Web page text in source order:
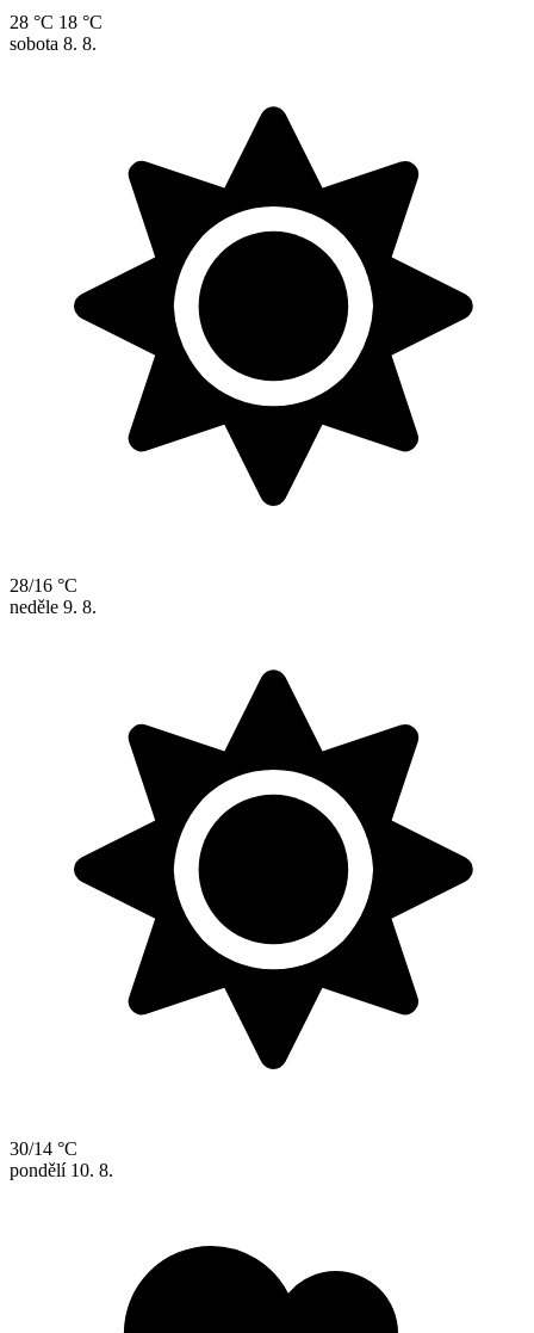
28 °C 18 °C
sobota 8. 8.
28/16 °C
neděle 9. 8.
30/14 °C
pondělí 10. 8.